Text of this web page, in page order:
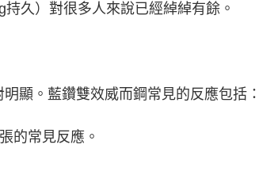
久）對很多人來說已經綽綽有餘。
顯。藍鑽雙效威而鋼常見的反應包括：
的常見反應。